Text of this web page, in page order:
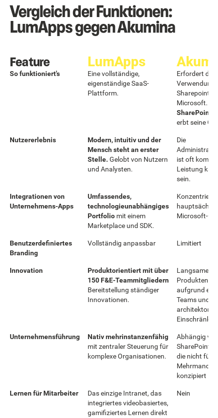
Vergleich der Funktionen:
LumApps gegen Akumina
Feature
So funktioniert's
LumApps
Eine vollständige,
eigenständige SaaS-
Plattform.
Erfordert die
Verwendung
Sharepoint
Microsoft.
SharePoint-
erbt seine
Nutzererlebnis
Modern, intuitiv und der
Mensch steht an erster
Stelle. Gelobt von Nutzern
und Analysten.
Die
ist oft
Leistung
sein.
Integrationen von
Unternehmens-Apps
Umfassendes,
technologieunabhängiges
Portfolio mit einem
Marketplace und SDK.
Konzentriert
Microsoft-
Benutzerdefiniertes
Branding
Vollständig anpassbar Limitiert
Innovation
Produktorientiert mit über
150 F&E-Teammitgliedern
Bereitstellung ständiger
Innovationen.
Langsamere
aufgrund
Teams und
Unternehmensführung
Nativ mehrinstanzenfähig
mit zentraler Steuerung für
komplexe Organisationen.
Abhängig
SharePoint-
die nicht für
konzipiert ist.
Lernen für Mitarbeiter
Das einzige Intranet, das
integriertes videobasiertes,
gamifiziertes Lernen direkt
Nein